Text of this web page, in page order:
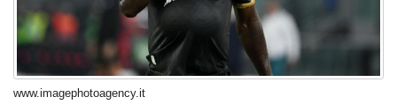
www.imagephotoagency.it